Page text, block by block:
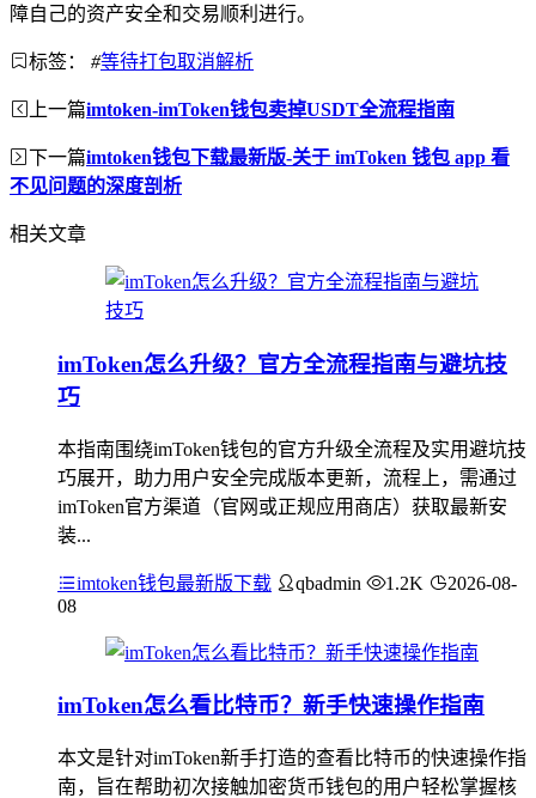
障自己的资产安全和交易顺利进行。
标签： #等待打包取消解析
上一篇imtoken-imToken钱包卖掉USDT全流程指南
下一篇imtoken钱包下载最新版-关于 imToken 钱包 app 看
不见问题的深度剖析
相关文章
imToken怎么升级？官方全流程指南与避坑技
巧
本指南围绕imToken钱包的官方升级全流程及实用避坑技
巧展开，助力用户安全完成版本更新，流程上，需通过
imToken官方渠道（官网或正规应用商店）获取最新安
装...
imtoken钱包最新版下载 qbadmin 1.2K
2026-08-
08
imToken怎么看比特币？新手快速操作指南
本文是针对imToken新手打造的查看比特币的快速操作指
南，旨在帮助初次接触加密货币钱包的用户轻松掌握核